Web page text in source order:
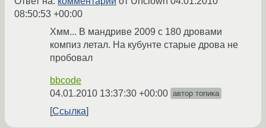
08:50:53 +00:00
Хмм... В мандриве 2009 с 180 дровами
компиз летал. На кубунте старые дрова не
пробовал
bbcode
04.01.2010 13:37:30 +00:00 автор топика
Ссылка